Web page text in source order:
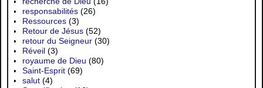
responsabilités (26)
Ressources (3)
Retour de Jésus (52)
retour du Seigneur (30)
Réveil (3)
royaume de Dieu (80)
Saint-Esprit (69)
salut (4)